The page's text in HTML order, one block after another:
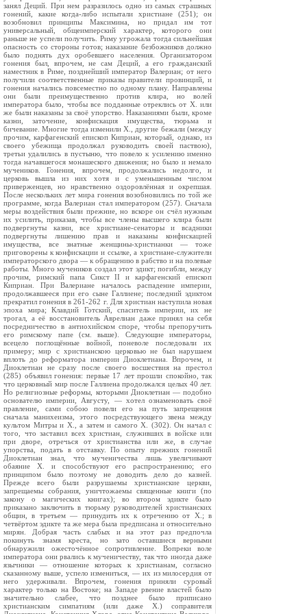
занял Деций. При нем разразилось одно из самых страшных
гонений, какие когда-либо испытали христиане (251); он
возобновил принципы Максимина, но придал им тот
универсальный, общеимперский характер, которого они
раньше не успели получить. Риму угрожала тогда сильнейшая
опасность со стороны готов; наказание безбожников должно
было поднять дух оробевшего населения. Организатором
гонения был, впрочем, не сам Деций, а его гражданский
наместник в Риме, позднейший император Валериан; от него
получили соответственные приказы правители провинций, и
гонения начались повсеместно по одному плану. Направлены
они были преимущественно против клира, но волей
императора было, чтобы все подданные отреклись от X. или
же были наказаны за своё упорство. Наказаниями были, кроме
казни, заточение, конфискация имущества, тюрьма и
бичевание. Многие тогда изменили X., другие бежали (между
прочим, карфагенский епископ Киприан, который, однако, из
своего убежища продолжал руководить своей паствою),
третьи удалились в пустыню, что повело к усилению именно
тогда начавшегося монашеского движения; но было и немало
мучеников. Гонения, впрочем, продолжались недолго, и
церковь вышла из них хотя и с уменьшенным числом
приверженцев, но нравственно оздоровлённая и окрепшая.
После нескольких лет мира гонения возобновились по той же
программе, когда Валериан стал императором (257). Сначала
меры воздействия были прежние, но вскоре он счёл нужным
их усилить, приказав, чтобы все члены высшего клира были
подвергнуты казни, все христиане-сенаторы и всадники
подвергнуты лишению прав и наказаны конфискацией
имущества, все знатные женщины-христианки — тоже
приговорены к конфискации и ссылке, а христиане-служители
императорского двора — к обращению в рабство и на полевые
работы. Много мучеников создал этот эдикт; погибли, между
прочим, римский папа Сикст II и карфагенский епископ
Киприан. При Валериане началось распадение империи,
продолжавшееся при его сыне Галлиене; последний эдиктом
прекратил гонения в 261-262 г. Для христиан наступила новая
эпоха мира; Клавдий Готский, спаситель империи, их не
трогал, а её восстановитель Аврелиан даже принял на себя
посредничество в антиохийском споре, чтобы препоручить
его римскому папе (см. выше). Следующие императоры,
всецело поглощённые войной, поневоле последовали их
примеру; мир с христианскою церковью не был нарушаем
вплоть до реформатора империи Диоклетиана. Впрочем, и
Диоклетиан не сразу после своего восшествия на престол
(285) объявил гонения: первые 17 лет прошли спокойно, так
что церковный мир после Галлиена продолжался целых 40 лет.
Но религиозные реформы, которыми Диоклетиан — подобно
основателю империи, Августу, — хотел ознаменовать своё
правление, сами собою повели его на путь запрещения
сначала манихеизма, этого посредствующего звена между
культом Митры и Х., а затем и самого X. (302). Он начал с
того, что заставил всех христиан, служивших в войске или
при дворе, отречься от христианства или же, в случае
упорства, подать в отставку. По опыту прежних гонений
Диоклетиан знал, что мученичества лишь увеличивают
обаяние X. и способствуют его распространению; его
принципом было поэтому не доводить дело до казней.
Прежде всего были разрушаемы христианские церкви,
запрещаемы собрания, уничтожаемы священные книги (по
закону о магических книгах); во втором эдикте было
приказано заключить в тюрьму руководителей христианских
общин, в третьем — принудить их к отречению от X.; в
четвёртом эдикте та же мера была предписана и относительно
мирян. Добрая часть слабых и на этот раз предпочла
покинуть знамя креста, но зато оставшиеся верными
обнаружили ожесточённое сопротивление. Вопреки воле
императора они рвались к мученичеству, так что иногда даже
язычники — отношение которых к христианам, согласно
сказанному выше, успело измениться, — их из милосердия от
него удерживали. Впрочем, гонения приняли суровый
характер только на Востоке; на Западе рвение властей было
значительно слабее, что позднее было приписано
христианским симпатиям (или даже X.) соправителя